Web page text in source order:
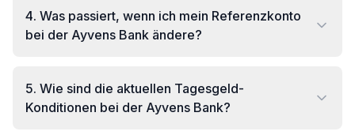
4. Was passiert, wenn ich mein Referenzkonto
bei der Ayvens Bank ändere?
5. Wie sind die aktuellen Tagesgeld-
Konditionen bei der Ayvens Bank?